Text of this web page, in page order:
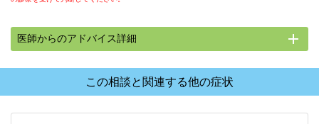
医師からのアドバイス詳細 add
この相談と関連する他の症状